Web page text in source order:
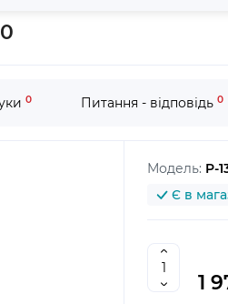
0 Питання - відповідь 0
Модель: P-
Є в
1